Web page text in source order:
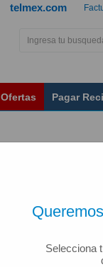
Selecciona
telmex.com
Ofertas Pagar